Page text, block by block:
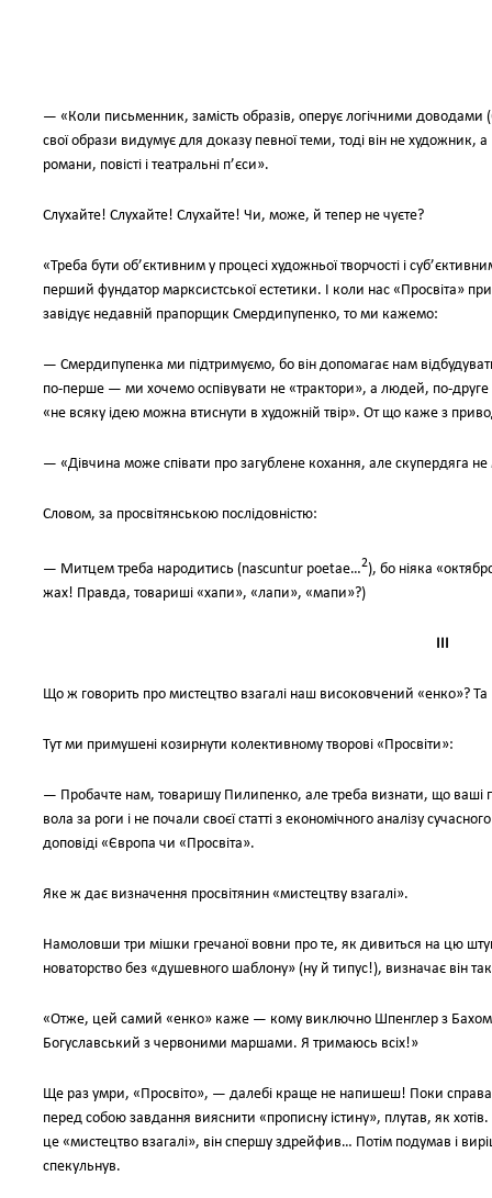
— «Коли письменник, замість образів, оперує логічними
свої образи видумує для доказу певної теми, тоді він не художник, а
романи, повісті і театральні п’єси».
Слухайте! Слухайте! Слухайте! Чи, може, й тепер не чуєте?
«Треба бути об’єктивним у процесі художньої творчості і
перший фундатор марксистської естетики. І коли нас «Просвіта»
завідує недавній прапорщик Смердипупенко, то ми кажемо:
— Смердипупенка ми підтримуємо, бо він допомагає нам
по-перше — ми хочемо оспівувати не «трактори», а людей, пo-друге
«не всяку ідею можна втиснути в художній твір». Oт що каже з
— «Дівчина може співати про загублене кохання, але скупердяга не
Словом, за просвітянською послідовністю:
— Митцем треба народитись (nascuntur poetae…2), бо ніяка
жах! Правда, товариші «хапи», «лапи», «мапи»?)
ІII
Що ж говорить про мистецтво взагалі наш високовчений «енко»? Та
Тут ми примушені козирнути колективному творові «Просвіти»:
— Пробачте нам, товаришу Пилипенко, але треба визнати, що ваші
вола за роги і не почали своєї статті з економічного аналізу
доповіді «Європа чи «Просвіта».
Яке ж дає визначення просвітянин «мистецтву взагалі».
Намоловши три мішки гречаної вовни про те, як дивиться на цю
новаторство без «душевного шаблону» (ну й типус!), визначає він
«Отже, цей самий «енко» каже — кому виключно Шпенглер з
Богуславський з червоними маршами. Я тримаюсь всіх!»
Ще раз умри, «Просвіто», — далебі краще не напишеш! Поки
перед собою завдання вияснити «прописну істину», плутав, як
це «мистецтво взагалі», він спершу здрейфив… Потім подумав і
спекульнув.